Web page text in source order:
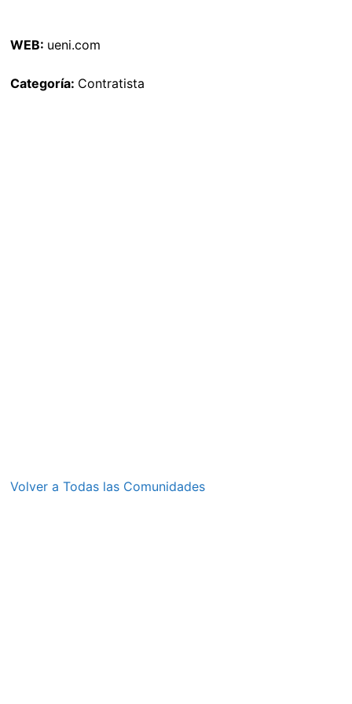
WEB: ueni.com
Categoría: Contratista
Volver a Todas las Comunidades